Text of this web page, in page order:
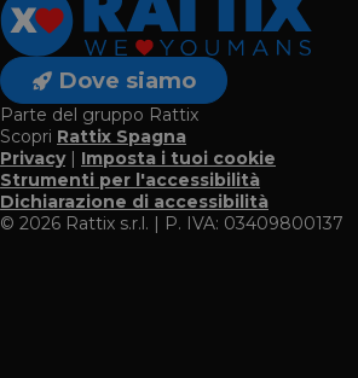
Dove siamo
Parte del gruppo Rattix
Scopri Rattix Spagna
Privacy| Imposta i tuoi cookie
Strumenti per l'accessibilità
Dichiarazione di accessibilità
© 2026 Rattix s.r.l. | P. IVA: 03409800137